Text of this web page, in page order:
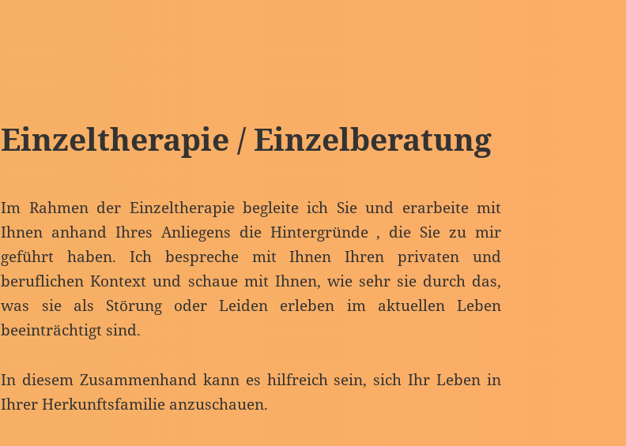
Einzeltherapie / Einzelberatung
Im Rahmen der Einzeltherapie begleite ich Sie und erarbeite mit
Ihnen anhand Ihres Anliegens die Hintergründe , die Sie zu mir
geführt haben. Ich bespreche mit Ihnen Ihren privaten und
beruflichen Kontext und schaue mit Ihnen, wie sehr sie durch das,
was sie als Störung oder Leiden erleben im aktuellen Leben
beeinträchtigt sind.
In diesem Zusammenhand kann es hilfreich sein, sich Ihr Leben in
Ihrer Herkunftsfamilie anzuschauen.